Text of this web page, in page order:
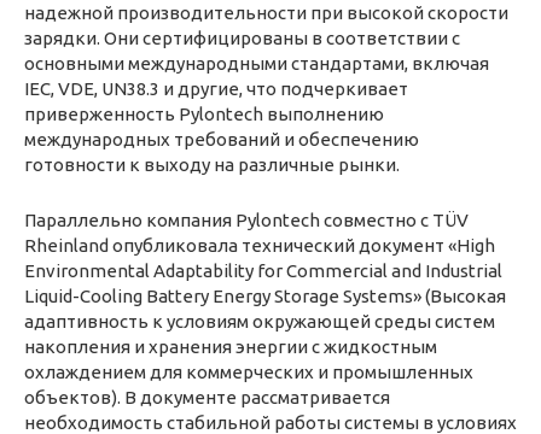
надежной производительности при высокой скорости
зарядки. Они сертифицированы в соответствии с
основными международными стандартами, включая
IEC, VDE, UN38.3 и другие, что подчеркивает
приверженность Pylontech выполнению
международных требований и обеспечению
готовности к выходу на различные рынки.
Параллельно компания Pylontech совместно с TÜV
Rheinland опубликовала технический документ «High
Environmental Adaptability for Commercial and Industrial
Liquid-Cooling Battery Energy Storage Systems» (Высокая
адаптивность к условиям окружающей среды систем
накопления и хранения энергии с жидкостным
охлаждением для коммерческих и промышленных
объектов). В документе рассматривается
необходимость стабильной работы системы в условиях